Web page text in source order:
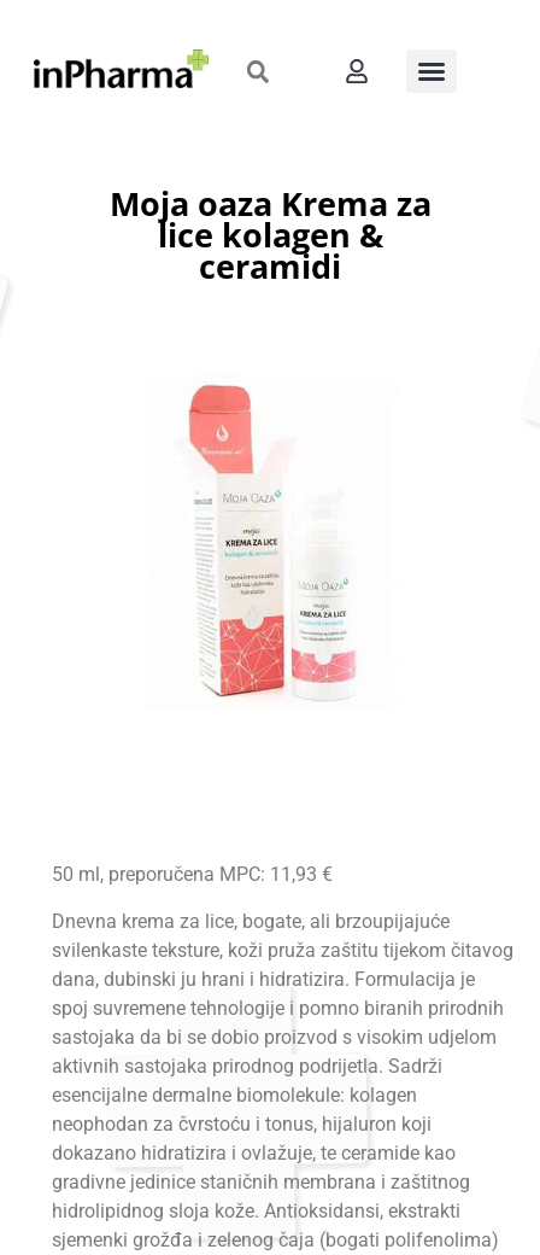
Moja oaza Krema za
lice kolagen &
ceramidi
50 ml, preporučena MPC: 11,93 €
Dnevna krema za lice, bogate, ali brzoupijajuće
svilenkaste teksture, koži pruža zaštitu tijekom čitavog
dana, dubinski ju hrani i hidratizira. Formulacija je
spoj suvremene tehnologije i pomno biranih prirodnih
sastojaka da bi se dobio proizvod s visokim udjelom
aktivnih sastojaka prirodnog podrijetla. Sadrži
esencijalne dermalne biomolekule: kolagen
neophodan za čvrstoću i tonus, hijaluron koji
dokazano hidratizira i ovlažuje, te ceramide kao
gradivne jedinice staničnih membrana i zaštitnog
hidrolipidnog sloja kože. Antioksidansi, ekstrakti
sjemenki grožđa i zelenog čaja (bogati polifenolima)